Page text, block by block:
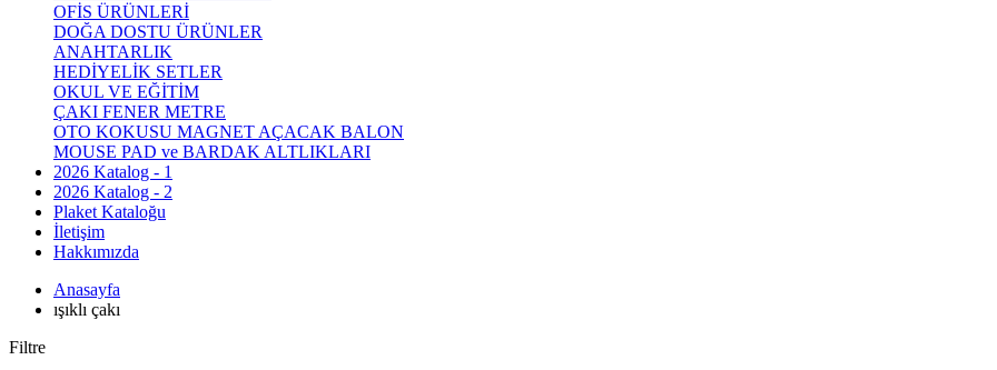
OFİS ÜRÜNLERİ
DOĞA DOSTU ÜRÜNLER
ANAHTARLIK
HEDİYELİK SETLER
OKUL VE EĞİTİM
ÇAKI FENER METRE
OTO KOKUSU MAGNET AÇACAK BALON
MOUSE PAD ve BARDAK ALTLIKLARI
2026 Katalog - 1
2026 Katalog - 2
Plaket Kataloğu
İletişim
Hakkımızda
Anasayfa
ışıklı çakı
Filtre